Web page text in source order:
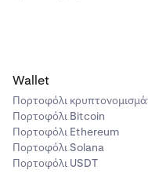
Wallet
Πορτοφόλι
Πορτοφόλι Bitcoin
Πορτοφόλι Ethereum
Πορτοφόλι Solana
Πορτοφόλι USDT